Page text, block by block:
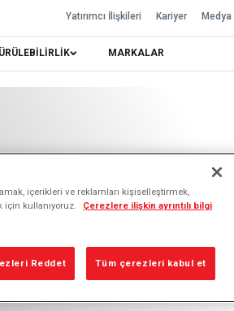
Yatırımcı İlişkileri Kariyer Medya
MARKALAR
içerikleri ve reklamları kişiselleştirmek,
kullanıyoruz.
Çerezlere ilişkin ayrıntılı bilgi
Reddet Tüm çerezleri kabul et